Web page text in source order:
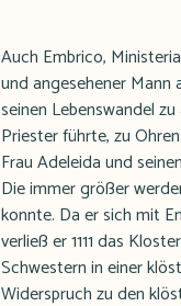
Auch Embrico,
und angesehener
seinen Lebenswandel
Priester führte, zu
Frau Adeleida und
Die immer größer
konnte. Da er sich mit
verließ er 1111 das
Schwestern in einer
Widerspruch zu den